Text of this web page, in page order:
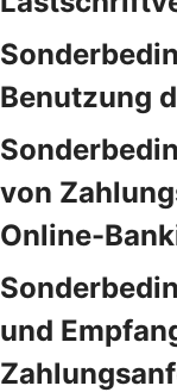
Benutzung
von
Online-
und